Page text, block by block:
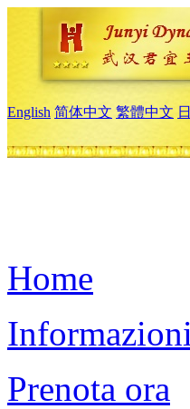
English 简体中文 繁體中文
Home
Informazioni
Prenota ora